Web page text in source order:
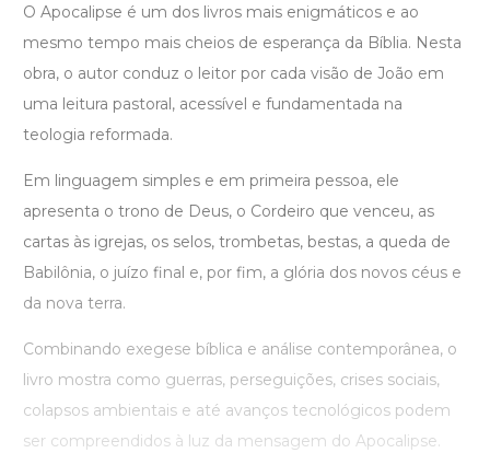
O Apocalipse é um dos livros mais enigmáticos e ao
mesmo tempo mais cheios de esperança da Bíblia. Nesta
obra, o autor conduz o leitor por cada visão de João em
uma leitura pastoral, acessível e fundamentada na
teologia reformada.
Em linguagem simples e em primeira pessoa, ele
apresenta o trono de Deus, o Cordeiro que venceu, as
cartas às igrejas, os selos, trombetas, bestas, a queda de
Babilônia, o juízo final e, por fim, a glória dos novos céus e
da nova terra.
Combinando exegese bíblica e análise contemporânea, o
livro mostra como guerras, perseguições, crises sociais,
colapsos ambientais e até avanços tecnológicos podem
ser compreendidos à luz da mensagem do Apocalipse.